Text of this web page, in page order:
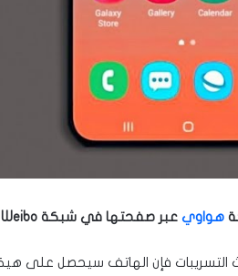
هواوي عبر صفحتها في شبكة Weibo أنها ستكشف عن هاتفها الأحدث القابل للطي Mate X2 في 22 فبراير الجاري.
الهاتف سيحصل على هيكل بأبعاد(161.8/145.8/8.2) ملم، وزنه 295 غ، ومحمي بطبقة من البلاستيك